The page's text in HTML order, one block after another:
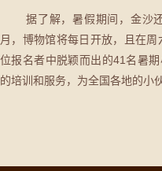
据了解，暑假期间，金沙还
月，博物馆将每日开放，且在
位报名者中脱颖而出的41名暑
的培训和服务，为全国各地的小